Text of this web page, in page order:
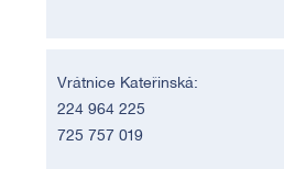
Vrátnice Kateřinská:
224 964 225
725 757 019